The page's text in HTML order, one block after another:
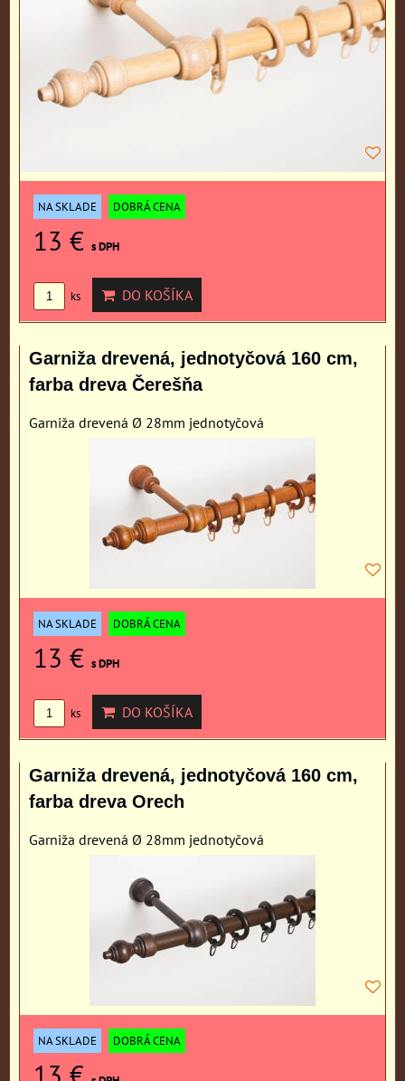
NA SKLADE DOBRÁ CENA
13 € s DPH
ks DO KOŠÍKA
Garniža drevená, jednotyčová 160 cm,
farba dreva Čerešňa
Garniža drevená Ø 28mm jednotyčová
NA SKLADE DOBRÁ CENA
13 € s DPH
ks DO KOŠÍKA
Garniža drevená, jednotyčová 160 cm,
farba dreva Orech
Garniža drevená Ø 28mm jednotyčová
NA SKLADE DOBRÁ CENA